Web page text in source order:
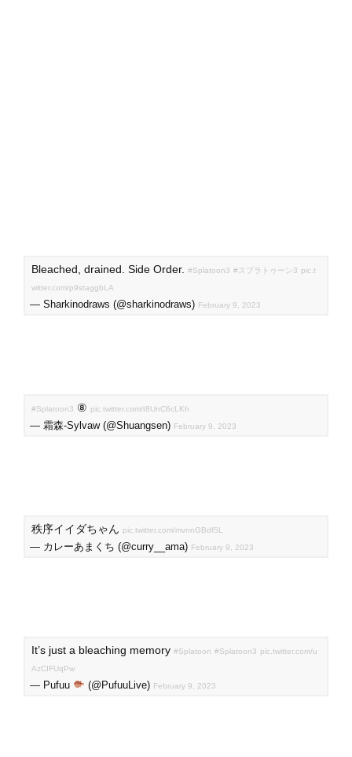
Bleached, drained. Side Order. #Splatoon3 #スプラトゥーン3 pic.t
witter.com/p9staggbLA
— Sharkinodraws (@sharkinodraws) February 9, 2023
#Splatoon3 ⑧ pic.twitter.com/t8UnC6cLKh
— 霜森-Sylvaw (@Shuangsen) February 9, 2023
秩序イイダちゃん pic.twitter.com/mvnnGBdf5L
— カレーあまくち (@curry__ama) February 9, 2023
It’s just a bleaching memory #Splatoon #Splatoon3 pic.twitter.com/u
AzCIFUqPw
— Pufuu (@PufuuLive) February 9, 2023